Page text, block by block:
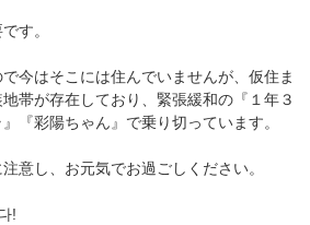
す。
今はそこには住んでいませんが、仮住ま
帯が存在しており、緊張緩和の『１年３
『彩陽ちゃん』で乗り切っています。
意し、お元気でお過ごしください。
!